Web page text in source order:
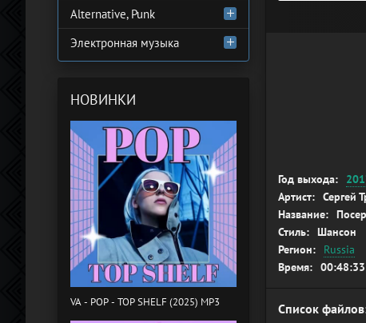
Год выхода:
Артист: Сергей
Название:
Стиль: Шансон
Регион:
Russia
Время: 00:48:33
Список
Alternative, Punk
Электронная музыка
НОВИНКИ
VA - POP - TOP SHELF (2025) MP3